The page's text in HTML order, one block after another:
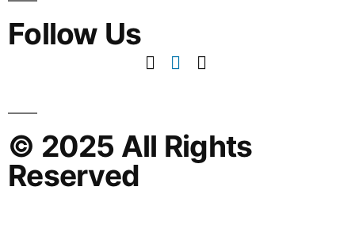
Follow Us
© 2025 All Rights
Reserved